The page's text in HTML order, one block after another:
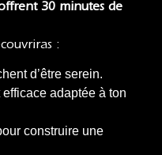
30 minutes de
:
d’être serein.
adaptée à ton
construire une